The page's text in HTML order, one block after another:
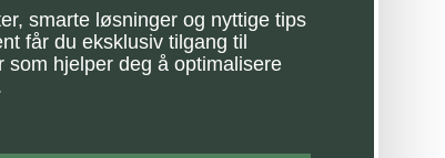
smarte løsninger og nyttige tips
får du eksklusiv tilgang til
som hjelper deg å optimalisere